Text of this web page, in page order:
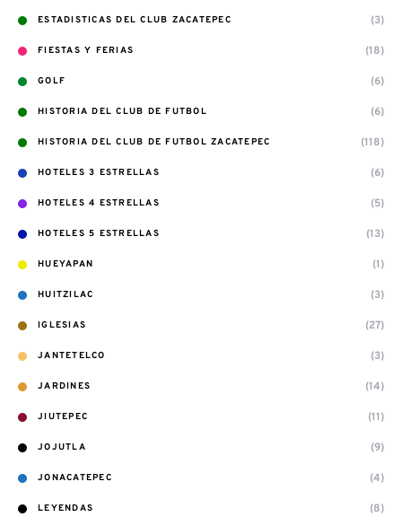
ESTADISTICAS DEL CLUB ZACATEPEC (3)
FIESTAS Y FERIAS (18)
GOLF (6)
HISTORIA DEL CLUB DE FUTBOL (6)
HISTORIA DEL CLUB DE FUTBOL ZACATEPEC (118)
HOTELES 3 ESTRELLAS (6)
HOTELES 4 ESTRELLAS (5)
HOTELES 5 ESTRELLAS (13)
HUEYAPAN (1)
HUITZILAC (3)
IGLESIAS (27)
JANTETELCO (3)
JARDINES (14)
JIUTEPEC (11)
JOJUTLA (9)
JONACATEPEC (4)
LEYENDAS (8)